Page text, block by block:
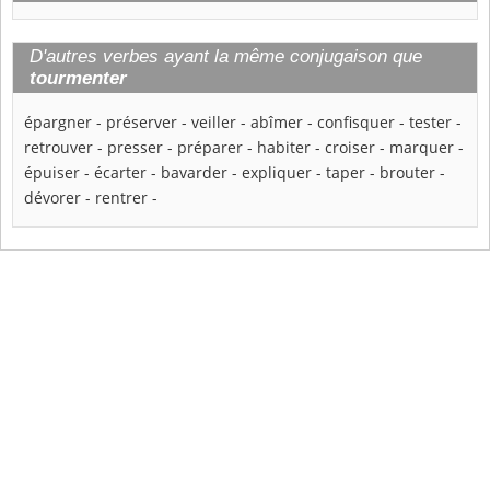
D'autres verbes ayant la même conjugaison que
tourmenter
épargner - préserver - veiller - abîmer - confisquer - tester -
retrouver - presser - préparer - habiter - croiser - marquer -
épuiser - écarter - bavarder - expliquer - taper - brouter -
dévorer - rentrer -